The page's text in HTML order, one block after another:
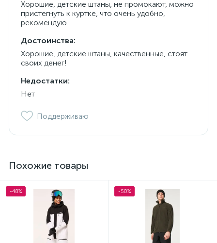
Хорошие, детские штаны, не промокают, можно
пристегнуть к куртке, что очень удобно,
рекомендую.
Достоинства:
Хорошие, детские штаны, качественные, стоят
своих денег!
Недостатки:
Нет
Поддерживаю
Похожие товары
-48% -50%